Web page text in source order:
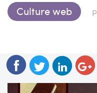
Culture web